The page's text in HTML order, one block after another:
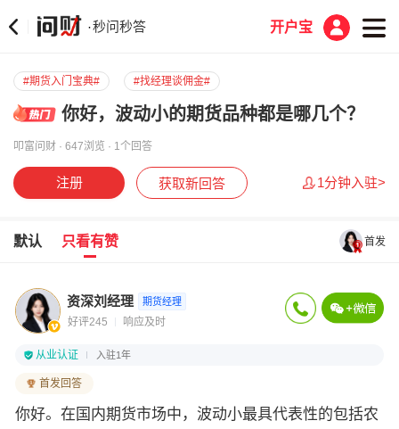
·秒问秒答 开户宝
#期货入门宝典# #找经理谈佣金#
你好，波动小的期货品种都是哪几个？
叩富问财 · 647浏览 · 1个回答
注册 获取新回答 1分钟入驻>
默认 只看有赞 首发
资深刘经理 期货经理
好评245 响应及时
从业认证 入驻1年
首发回答
你好。在国内期货市场中，波动小最具代表性的包括农